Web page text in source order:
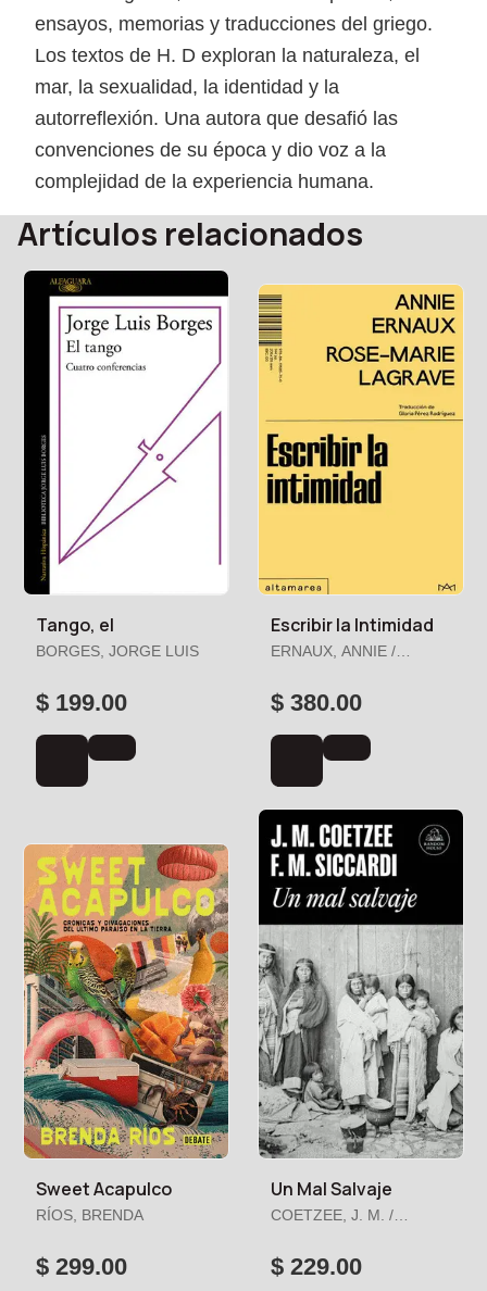
ensayos, memorias y traducciones del griego.
Los textos de H. D exploran la naturaleza, el
mar, la sexualidad, la identidad y la
autorreflexión. Una autora que desafió las
convenciones de su época y dio voz a la
complejidad de la experiencia humana.
Artículos relacionados
Tango, el
BORGES, JORGE LUIS
$ 199.00
Escribir la Intimidad
ERNAUX, ANNIE /
$ 380.00
Sweet Acapulco
RÍOS, BRENDA
$ 299.00
Un Mal Salvaje
COETZEE, J. M. /
$ 229.00